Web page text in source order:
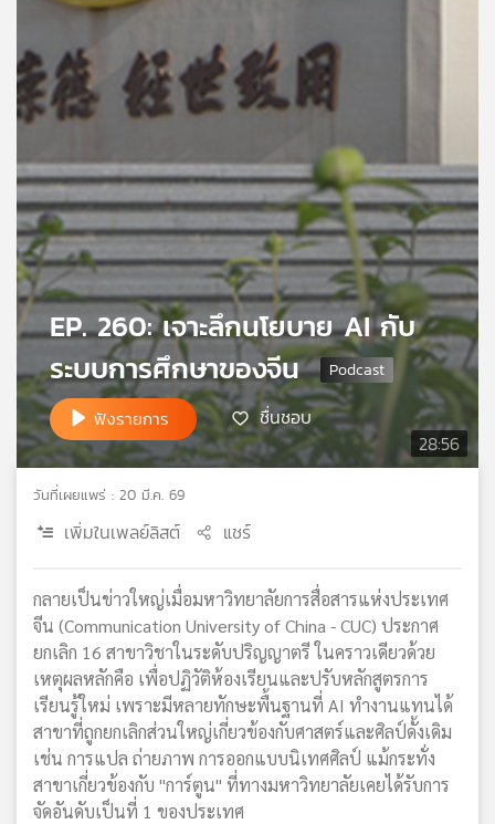
กิจกรรม
กับ
เรา
เครือ
ข่าย
วิทยุ
พี
บี
เอส
แผนที่
วิทยุ
28:56
EP. 260: เจาะลึกนโยบาย AI กับ
ระบบการศึกษาของจีน
ฟังรายการ ชื่นชอบ
วันที่เผยแพร่ : 20 มี.ค. 69
เพิ่มในเพลย์ลิสต์ แชร์
กลายเป็นข่าวใหญ่เมื่อมหาวิทยาลัยการสื่อสารแห่งประเทศ
จีน (Communication University of China - CUC) ประกาศ
ยกเลิก 16 สาขาวิชาในระดับปริญญาตรี ในคราวเดียวด้วย
เหตุผลหลักคือ เพื่อปฏิวัติห้องเรียนและปรับหลักสูตรการ
เรียนรู้ใหม่ เพราะมีหลายทักษะพื้นฐานที่ AI ทำงานแทนได้
สาขาที่ถูกยกเลิกส่วนใหญ่เกี่ยวข้องกับศาสตร์และศิลป์ดั้งเดิม
เช่น การแปล ถ่ายภาพ การออกแบบนิเทศศิลป์ แม้กระทั่ง
สาขาเกี่ยวข้องกับ "การ์ตูน" ที่ทางมหาวิทยาลัยเคยได้รับการ
จัดอันดับเป็นที่ 1 ของประเทศ